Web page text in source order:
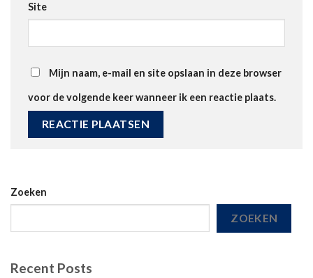
Site
Mijn naam, e-mail en site opslaan in deze browser
voor de volgende keer wanneer ik een reactie plaats.
Zoeken
ZOEKEN
Recent Posts